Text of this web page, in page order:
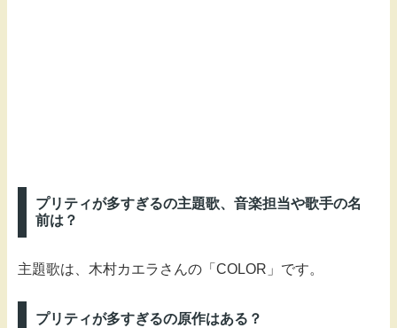
プリティが多すぎるの主題歌、音楽担当や歌手の名
前は？
主題歌は、木村カエラさんの「COLOR」です。
プリティが多すぎるの原作はある？